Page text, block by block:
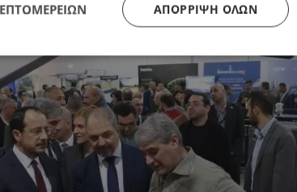
ΑΠΌΡΡΙΨΗ ΌΛΩΝ